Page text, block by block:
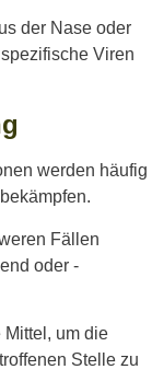
der Nase oder
Viren
werden häufig
Fällen
oder -
um die
Stelle zu